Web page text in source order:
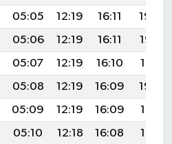
05:05 12:19 16:11
19:24
05:06 12:19 16:11
19:23
05:07 12:19 16:10
19:21
05:08 12:19 16:09
19:20
05:09 12:19 16:09
19:19
05:10 12:18 16:08
19:17